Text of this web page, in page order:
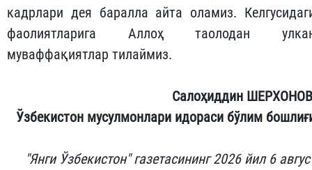
кадрлари дея баралла айта оламиз.
фаолиятларига Аллоҳ таолодан
муваффақиятлар тилаймиз.
Салоҳиддин
Ўзбекистон мусулмонлари идораси бўлим
"Янги Ўзбекистон" газетасининг 2026 йил 6